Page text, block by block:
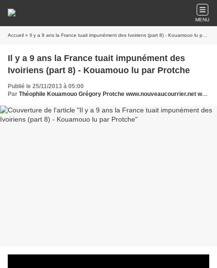
MENU
Accueil » Il y a 9 ans la France tuait impunément des Ivoiriens (part 8) - Kouamouo lu par Protche
Il y a 9 ans la France tuait impunément des
Ivoiriens (part 8) - Kouamouo lu par Protche
Publié le 25/11/2013 à 05:00
Par Théophile Kouamouo Grégory Protche www.nouveaucourrier.net www.legrigriinternational.com